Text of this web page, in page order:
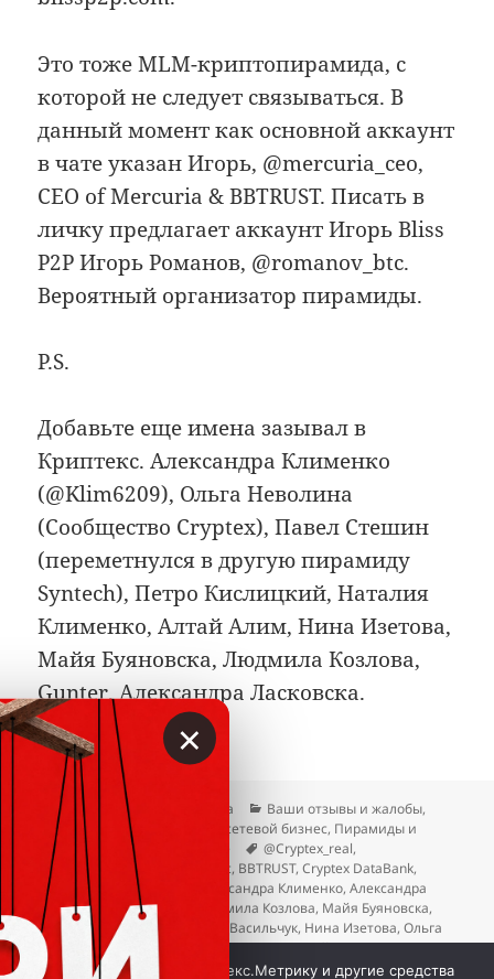
Это тоже MLM-криптопирамида, с
которой не следует связываться. В
данный момент как основной аккаунт
в чате указан Игорь, @mercuria_ceo,
CEO of Mercuria & BBTRUST. Писать в
личку предлагает аккаунт Игорь Bliss
P2P Игорь Романов, @romanov_btc.
Вероятный организатор пирамиды.
P.S.
Добавьте еще имена зазывал в
Криптекс. Александра Клименко
(@Klim6209), Ольга Неволина
(Сообщество Cryptex), Павел Стешин
(переметнулся в другую пирамиду
Syntech), Петро Кислицкий, Наталия
Клименко, Алтай Алим, Нина Изетова,
Майя Буяновска, Людмила Козлова,
Gunter, Александра Ласковска.
Опубликовано
06.09.2025 Гость сайта Рубрики
Ваши отзывы и жалобы,
Крипторазводы
Осторожно: сетевой бизнес, Пирамиды и
признаки
Самое интересное Метки
@Cryptex_real,
@mercuria_ceo, @romanov_btc, BBTRUST,Cryptex DataBank,
Gunter
secure.cryptex.to Александра Клименко,Александра
Ласковска
Алтай Алим Людмила Козлова, Майя Буяновска,
Наталия Клименко
Николай Васильчук, Нина Изетова,Ольга
Неволина ,Павел Стешин
Петро Кислицкий
Добавить комментарий
к записи Людей заманивают в пирамиды
Мы используем куки, Яндекс.Метрику и другие средства
×